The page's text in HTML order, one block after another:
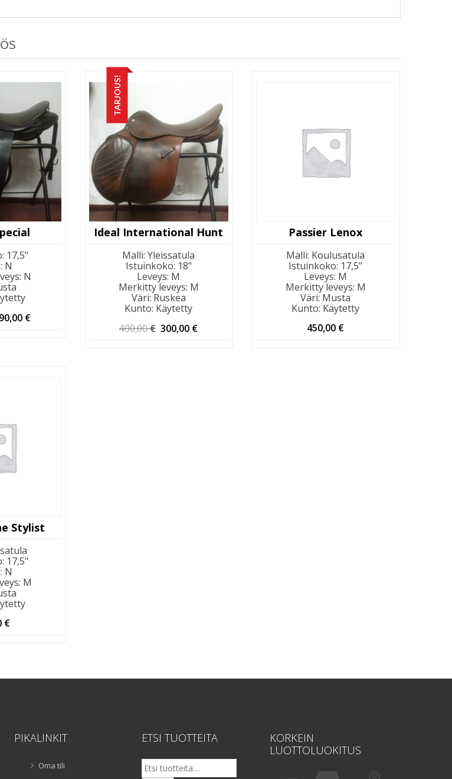
: 17,5"
: N
: N
€
TARJOUS!
Ideal International Hunt
Malli:Yleissatula
Istuinkoko: 18"
Leveys: M
Merkitty leveys: M
Väri: Ruskea
Kunto: Käytetty
400,00€ Alkuperäinen
300,00 €
Passier Lenox
Malli: Koulusatula
Istuinkoko: 17,5"
Leveys: M
Merkitty leveys: M
Väri: Musta
Kunto: Käytetty
450,00 €
Stylist
: 17,5"
: N
: M
€
PIKALINKIT
Oma tili
ETSI TUOTTEITA
Etsi:
KORKEIN
LUOTTOLUOKITUS